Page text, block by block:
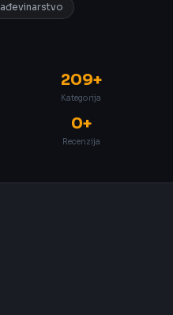
209+
Kategorija
0+
Recenzija